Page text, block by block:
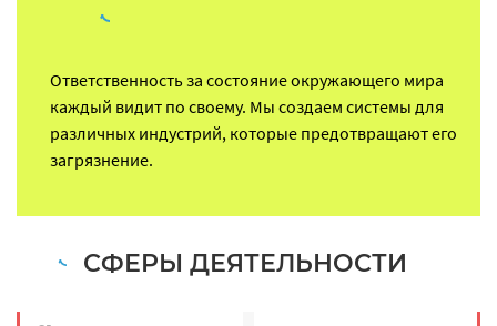
Ответственность за состояние окружающего мира
каждый видит по своему. Мы создаем системы для
различных индустрий, которые предотвращают его
загрязнение.
СФЕРЫ ДЕЯТЕЛЬНОСТИ